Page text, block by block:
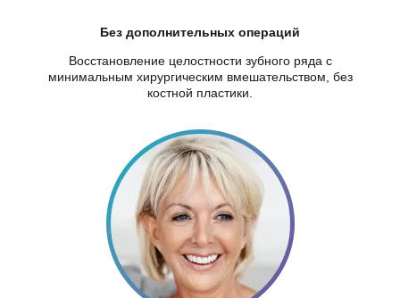
Без дополнительных операций
Восстановление целостности зубного ряда с
минимальным хирургическим вмешательством, без
костной пластики.